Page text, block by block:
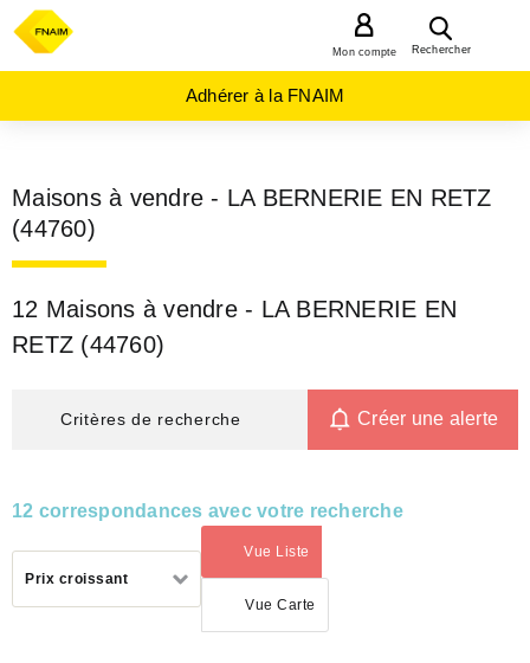
Rechercher
Mon compte
Adhérer à la FNAIM
Maisons à vendre - LA BERNERIE EN RETZ
(44760)
12 Maisons à vendre - LA BERNERIE EN
RETZ (44760)
Critères de recherche Créer une alerte
12 correspondances avec votre recherche
Prix croissant
Vue Liste
(activé)
Vue Carte